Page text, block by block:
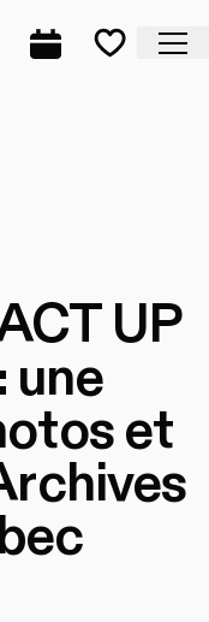
Mes
UP
une
et